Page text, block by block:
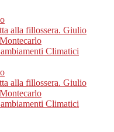
alla fillossera. Giulio
Climatici
alla fillossera. Giulio
Climatici